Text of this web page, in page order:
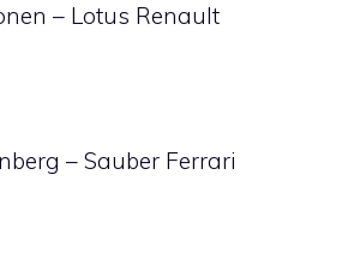
– Lotus Renault
– Sauber Ferrari